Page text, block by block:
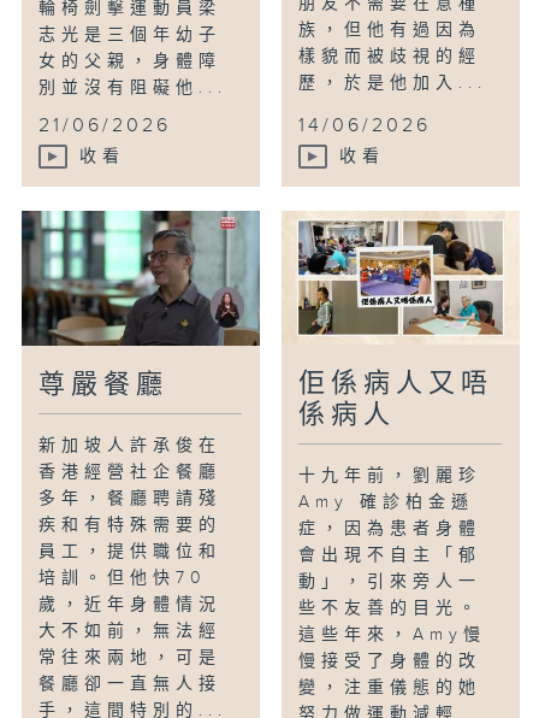
輪椅劍擊運動員梁
志光是三個年幼子
女的父親，身體障
別並沒有阻礙他...
21/06/2026
收看
族，但他有過因為
樣貌而被歧視的經
歷，於是他加入...
14/06/2026
收看
尊嚴餐廳
新加坡人許承俊在
香港經營社企餐廳
多年，餐廳聘請殘
疾和有特殊需要的
員工，提供職位和
培訓。但他快70
歲，近年身體情況
大不如前，無法經
常往來兩地，可是
餐廳卻一直無人接
手，這間特別的...
佢係病人又唔
係病人
十九年前，劉麗珍
Amy 確診柏金遜
症，因為患者身體
會出現不自主「郁
動」，引來旁人一
些不友善的目光。
這些年來，Amy慢
慢接受了身體的改
變，注重儀態的她